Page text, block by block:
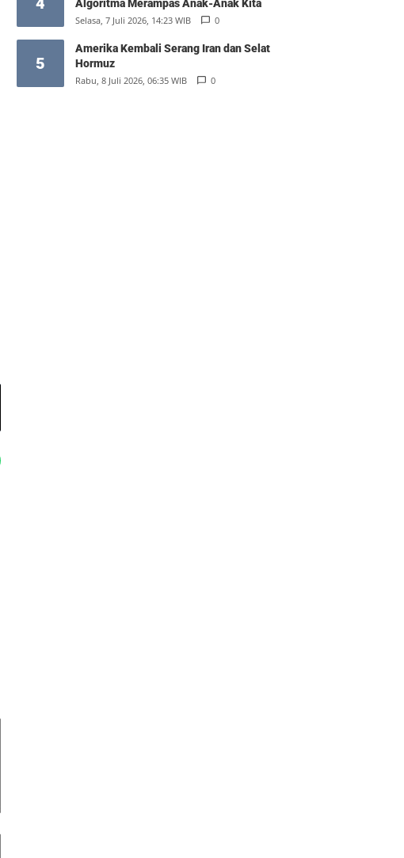
Algoritma Merampas Anak-Anak Kita
Selasa, 7 Juli 2026, 14:23 WIB 0
5
Amerika Kembali Serang Iran dan Selat
Hormuz
Rabu, 8 Juli 2026, 06:35 WIB 0